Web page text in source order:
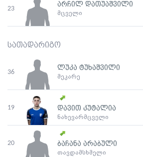
23
არჩილ დათუაშვილი
მცველი
სათადარიგო
36
ლუკა ტუხაშვილი
მეკარე
19 დავით კუტალია
ნახევარმცველი
20 ბაჩანა არაბული
თავდამსხმელი